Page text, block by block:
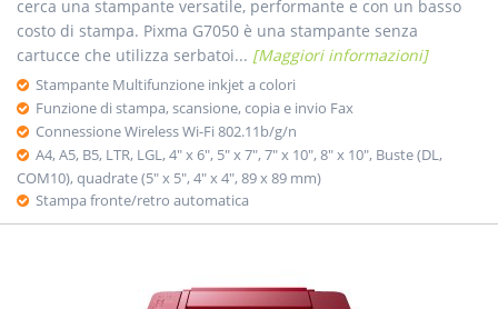
cerca una stampante versatile, performante e con un basso
costo di stampa. Pixma G7050 è una stampante senza
cartucce che utilizza serbatoi... [Maggiori informazioni]
Stampante Multifunzione inkjet a colori
Funzione di stampa, scansione, copia e invio Fax
Connessione Wireless Wi-Fi 802.11b/g/n
A4, A5, B5, LTR, LGL, 4" x 6", 5" x 7", 7" x 10", 8" x 10", Buste (DL,
COM10), quadrate (5" x 5", 4" x 4", 89 x 89 mm)
Stampa fronte/retro automatica